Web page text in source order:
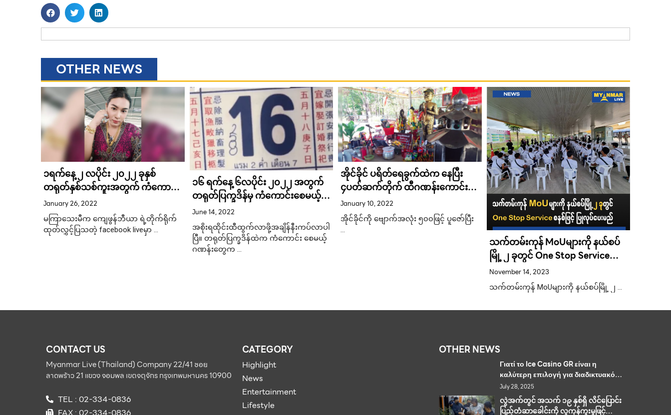
OTHER NEWS
၁ရက်နေ့ ၂ လပိုင်း ၂၀၂၂ ခုနှစ်
တရုတ်နှစ်သစ်ကူးအတွက် ကံကောင်း
စေသောထီဂဏန်းများကို ကျေဖွန်
ဘီယာကနေပြီးတော့ ထုတ်ဖော်ပြောပြ
January 26, 2022
မကြာသေးမီက ကျေဖွန်ဘီယာ ရဲ့တိုက်ရိုက်
ထုတ်လွှင့်ပြသတဲ့ facebook liveမှာ …
၁၆ ရက်နေ့ ၆လပိုင်း ၂၀၂၂ အတွက်
တရုတ်ပြက္ခဒိန်မှ ကံကောင်းစေမယ့်
ဂဏန်း
June 14, 2022
အစိုးရထိုင်းထီထွက်လာဖို့အချိန်နီးကပ်လာပါ
ပြီ။ တရုတ်ပြက္ခဒိန်ထဲက ကံကောင်း စေမယ့်
ဂဏန်းတွေက …
အိုင်ခိုင် ပရိတ်ရေခွက်ထဲက နေပြီး
၄ပတ်ဆက်တိုက် ထီဂဏန်းကောင်း
ရရှိ
January 10, 2022
အိုင်ခိုင်ကို ဗျောက်အလုံး ၅၀၀ဖြင့် ပူဇော်ပြီး
…
သက်တမ်းကုန် MoUများကို နယ်စပ်
မြို့ ၂ ခုတွင် One Stop Service
စနစ်ဖြင့် ပြုလုပ်ပေးမည်
November 14, 2023
သက်တမ်းကုန် MoUများကို နယ်စပ်မြို့ ၂ …
CONTACT US
Myanmar Live (Thailand) Company 22/41 ซอย
ลาดพร้าว 21 แขวง จอมพล เขตจตุจักร กรุงเทพมหานคร 10900
TEL : 02-334-0836
FAX : 02-334-0836
CATEGORY
Highlight
News
Entertainment
Lifestyle
OTHER NEWS
Γιατί το Ice Casino GR είναι η
καλύτερη επιλογή για διαδικτυακό
τζόγο
July 28, 2025
လွဲအက်တွင် အသက် ၁၉ နှစ်ရှိ လိင်ပြောင်း
ပြည့်တံဆာခေါင်းကို လူကုန်ကူးမှုဖြင့်